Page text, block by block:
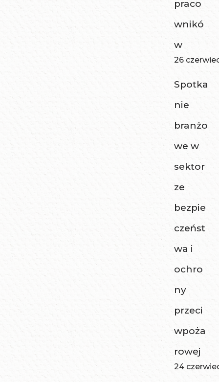
praco
wnikó
w
26
Spotka
nie
branżo
we w
sektor
ze
bezpie
czeńst
wa i
ochro
ny
przeci
wpoża
rowej
24